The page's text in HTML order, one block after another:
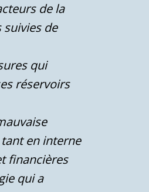
de la
suivies de
qui
réservoirs
en interne
financières
qui a